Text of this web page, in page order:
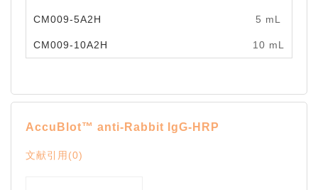
CM009-5A2H 5 mL
CM009-10A2H 10 mL
AccuBlot™ anti-Rabbit IgG-HRP
文献引用(0)